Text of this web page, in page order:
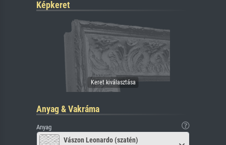
Képkeret
Anyag & Vakráma
Anyag
Vászon Leonardo (szatén)